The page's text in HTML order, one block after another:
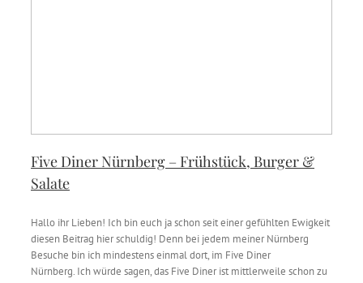
Five Diner Nürnberg – Frühstück, Burger &
Salate
Hallo ihr Lieben! Ich bin euch ja schon seit einer gefühlten Ewigkeit
diesen Beitrag hier schuldig! Denn bei jedem meiner Nürnberg
Besuche bin ich mindestens einmal dort, im Five Diner
Nürnberg. Ich würde sagen, das Five Diner ist mittlerweile schon zu